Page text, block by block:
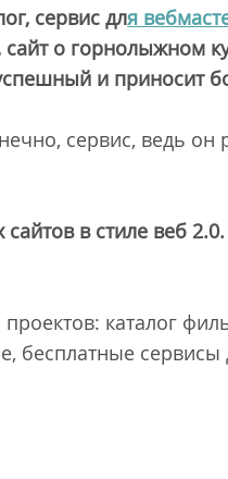
сервис для
сайт о горнолыжном
и приносит
сервис, ведь он
в стиле веб 2.0.
каталог
бесплатные сервисы